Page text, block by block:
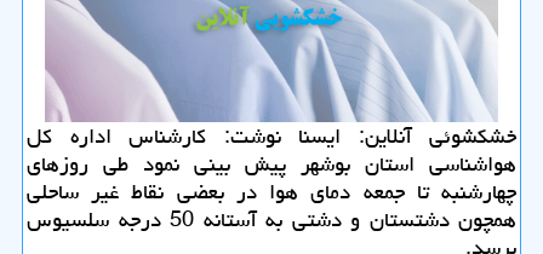
خشكشوئی آنلاین: ایسنا نوشت: كارشناس اداره كل
هواشناسی استان بوشهر پیش بینی نمود طی روزهای
چهارشنبه تا جمعه دمای هوا در بعضی نقاط غیر ساحلی
همچون دشتستان و دشتی به آستانه 50 درجه سلسیوس